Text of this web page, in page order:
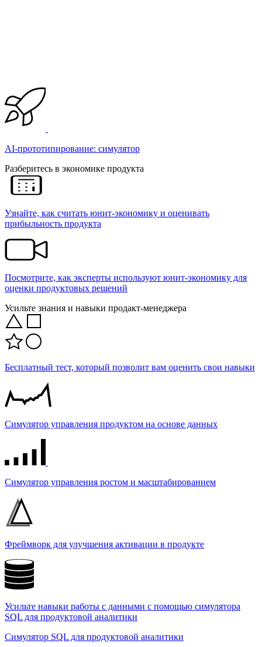
AI-прототипирование: симулятор
Разберитесь в экономике продукта
Узнайте, как считать юнит-экономику и оценивать
прибыльность продукта
Посмотрите, как эксперты используют юнит-экономику для
оценки продуктовых решений
Усильте знания и навыки продакт-менеджера
Бесплатный тест, который позволит вам оценить свои навыки
Симулятор управления продуктом на основе данных
Симулятор управления ростом и масштабированием
Фреймворк для улучшения активации в продукте
Усильте навыки работы с данными с помощью симулятора
SQL для продуктовой аналитики
Симулятор SQL для продуктовой аналитики